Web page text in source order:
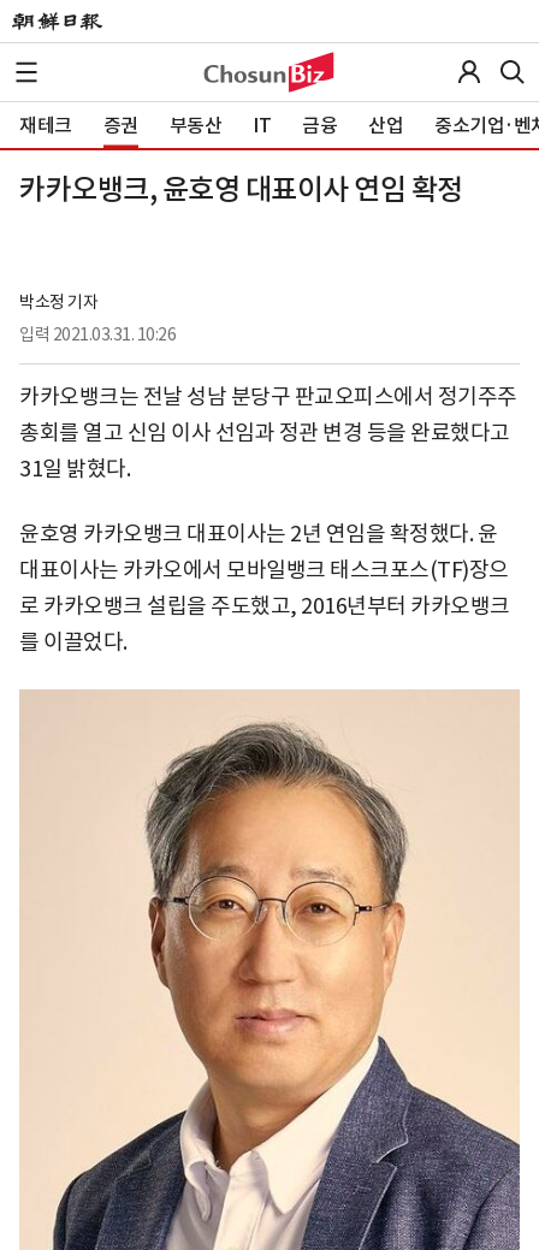
재테크 증권 부동산 IT 금융 산업 중소기업·벤
카카오뱅크, 윤호영 대표이사 연임 확정
박소정 기자
입력 2021.03.31. 10:26
카카오뱅크는 전날 성남 분당구 판교오피스에서 정기주주
총회를 열고 신임 이사 선임과 정관 변경 등을 완료했다고
31일 밝혔다.
윤호영 카카오뱅크 대표이사는 2년 연임을 확정했다. 윤
대표이사는 카카오에서 모바일뱅크 태스크포스(TF)장으
로 카카오뱅크 설립을 주도했고, 2016년부터 카카오뱅크
를 이끌었다.